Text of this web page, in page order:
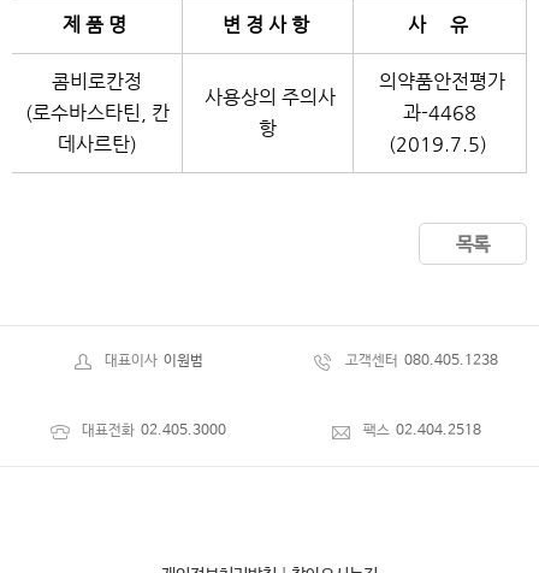
제 품 명
변 경 사 항 사 유
콤비로칸정
(로수바스타틴, 칸
데사르탄)
사용상의 주의사
항
의약품안전평가
과-4468
(2019.7.5)
목록
대표이사 이원범 고객센터 080.405.1238
대표전화 02.405.3000 팩스 02.404.2518